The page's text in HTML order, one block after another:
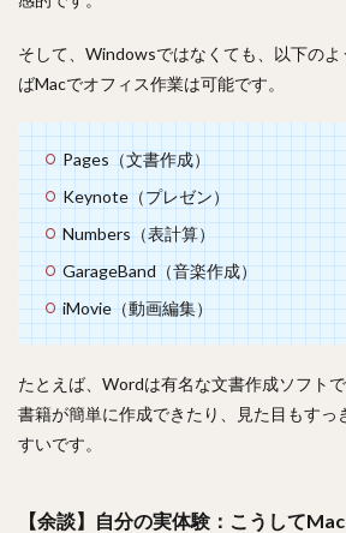
そして、Windowsではなくても、以下の
ばMacでオフィス作業は可能です。
Pages（文書作成）
Keynote（プレゼン）
Numbers（表計算）
GarageBand（音楽作成）
iMovie（動画編集）
たとえば、Wordは有名な文書作成ソフト
書籍が簡単に作成できたり、見た目もすっ
すいです。
【余談】自分の実体験：こうして